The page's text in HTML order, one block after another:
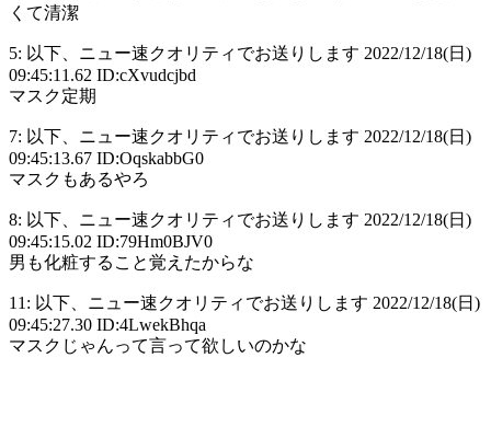
くて清潔
5: 以下、ニュー速クオリティでお送りします 2022/12/18(日)
09:45:11.62 ID:cXvudcjbd
マスク定期
7: 以下、ニュー速クオリティでお送りします 2022/12/18(日)
09:45:13.67 ID:OqskabbG0
マスクもあるやろ
8: 以下、ニュー速クオリティでお送りします 2022/12/18(日)
09:45:15.02 ID:79Hm0BJV0
男も化粧すること覚えたからな
11: 以下、ニュー速クオリティでお送りします 2022/12/18(日)
09:45:27.30 ID:4LwekBhqa
マスクじゃんって言って欲しいのかな